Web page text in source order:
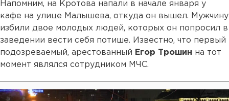
Напомним, на Кротова напали в начале января у
кафе на улице Малышева, откуда он вышел. Мужчину
избили двое молодых людей, которых он попросил в
заведении вести себя потише. Известно, что первый
подозреваемый, арестованный Егор Трошин на тот
момент являлся сотрудником МЧС.